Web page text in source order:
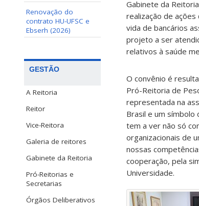
Renovação do
contrato HU-UFSC e
Ebserh (2026)
GESTÃO
A Reitoria
Reitor
Vice-Reitora
Galeria de reitores
Gabinete da Reitoria
Pró-Reitorias e
Secretarias
Órgãos Deliberativos
Gabinete da
realização de
vida de bancários
projeto a ser
relativos à saúde
O convênio é
Pró-Reitoria de
representada na
Brasil e um símbolo
tem a ver não só
organizacionais de
nossas
cooperação, pela
Universidade.